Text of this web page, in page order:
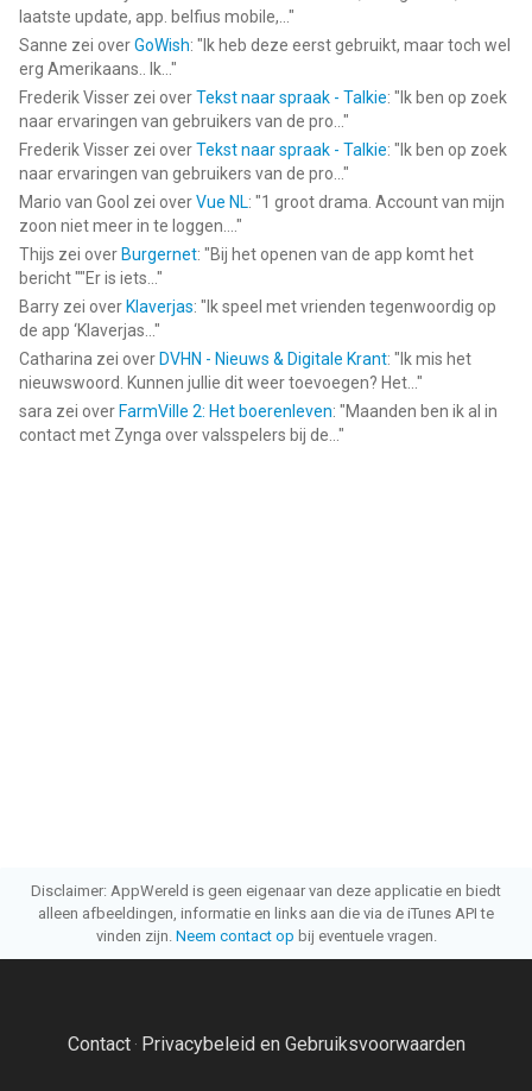
laatste update, app. belfius mobile,... "
Sanne zei overGoWish: " Ik heb deze eerst gebruikt, maar toch wel
erg Amerikaans.. Ik... "
Frederik Visser zei overTekst naar spraak - Talkie: " Ik ben op zoek
naar ervaringen van gebruikers van de pro... "
Frederik Visser zei overTekst naar spraak - Talkie: " Ik ben op zoek
naar ervaringen van gebruikers van de pro... "
Mario van Gool zei overVue NL: "1 groot drama. Account van mijn
zoon niet meer in te loggen.... "
Thijs zei over Burgernet: "Bij het openen van de app komt het
bericht ""Er is iets... "
Barry zei over Klaverjas: " Ik speel met vrienden tegenwoordig op
de app ‘Klaverjas... "
Catharina zei over DVHN - Nieuws & Digitale Krant: " Ik mis het
nieuwswoord. Kunnen jullie dit weer toevoegen? Het... "
sara zei over FarmVille 2: Het boerenleven: "Maanden ben ik al in
contact met Zynga over valsspelers bij de... "
Disclaimer: AppWereld is geen eigenaar van deze applicatie en biedt
alleen afbeeldingen, informatie en links aan die via de iTunes API te
vinden zijn. Neem contact op bij eventuele vragen.
Contact· Privacybeleid en Gebruiksvoorwaarden